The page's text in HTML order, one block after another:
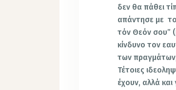
δεν θα πάθει
απάντησε με το
τόν Θεόν σου”
κίνδυνο τον
των
Τέτοιες
έχουν, αλλά